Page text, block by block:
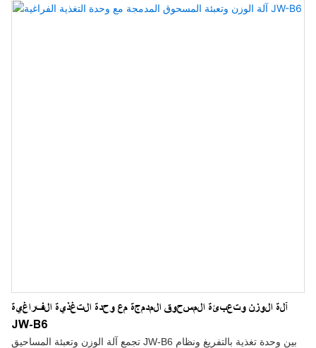
آلة الوزن وتعبئة المسحوق المدمجة مع وحدة التغذية الفراغية
JW-B6
تجمع آلة الوزن وتعبئة المساحيق JW-B6 بين وحدة تغذية بالتفريغ ونظام